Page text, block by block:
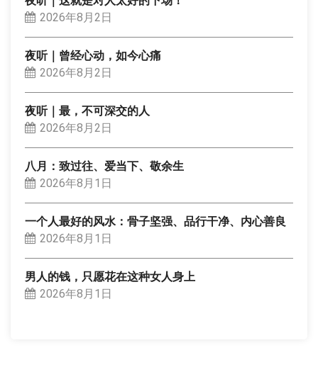
2026年8月2日
夜听｜曾经心动，如今心痛
2026年8月2日
夜听｜最，不可深交的人
2026年8月2日
八月：致过往、爱当下、敬余生
2026年8月1日
一个人最好的风水：骨子坚强、品行干净、内心善良
2026年8月1日
男人的钱，只愿花在这种女人身上
2026年8月1日